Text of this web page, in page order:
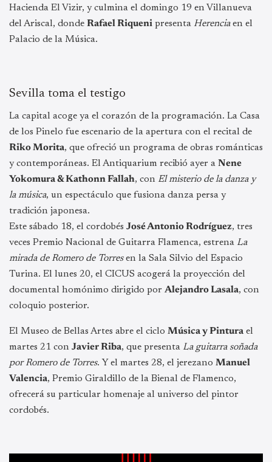
Hacienda El Vizir, y culmina el domingo 19 en Villanueva
del Ariscal, donde Rafael Riqueni presenta Herenciaen el
Palacio de la Música.
Sevilla toma el testigo
La capital acoge ya el corazón de la programación. La Casa
de los Pinelo fue escenario de la apertura con el recital de
Riko Morita, que ofreció un programa de obras románticas
y contemporáneas. El Antiquarium recibió ayer a Nene
Yokomura & Kathonn Fallah, con El misterio de la danza y
la música, un espectáculo que fusiona danza persa y
tradición japonesa.
Este sábado 18, el cordobés José Antonio Rodríguez, tres
veces Premio Nacional de Guitarra Flamenca, estrena La
mirada de Romero de Torresen la Sala Silvio del Espacio
Turina. El lunes 20, el CICUS acogerá la proyección del
documental homónimo dirigido por Alejandro Lasala, con
coloquio posterior.
El Museo de Bellas Artes abre el ciclo Música y Pintura el
martes 21 con Javier Riba, que presenta La guitarra soñada
por Romero de Torres. Y el martes 28, el jerezano Manuel
Valencia, Premio Giraldillo de la Bienal de Flamenco,
ofrecerá su particular homenaje al universo del pintor
cordobés.